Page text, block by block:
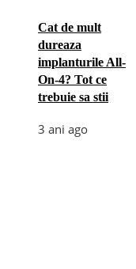
Cat de mult
dureaza
implanturile All-
On-4? Tot ce
trebuie sa stii
3 ani ago